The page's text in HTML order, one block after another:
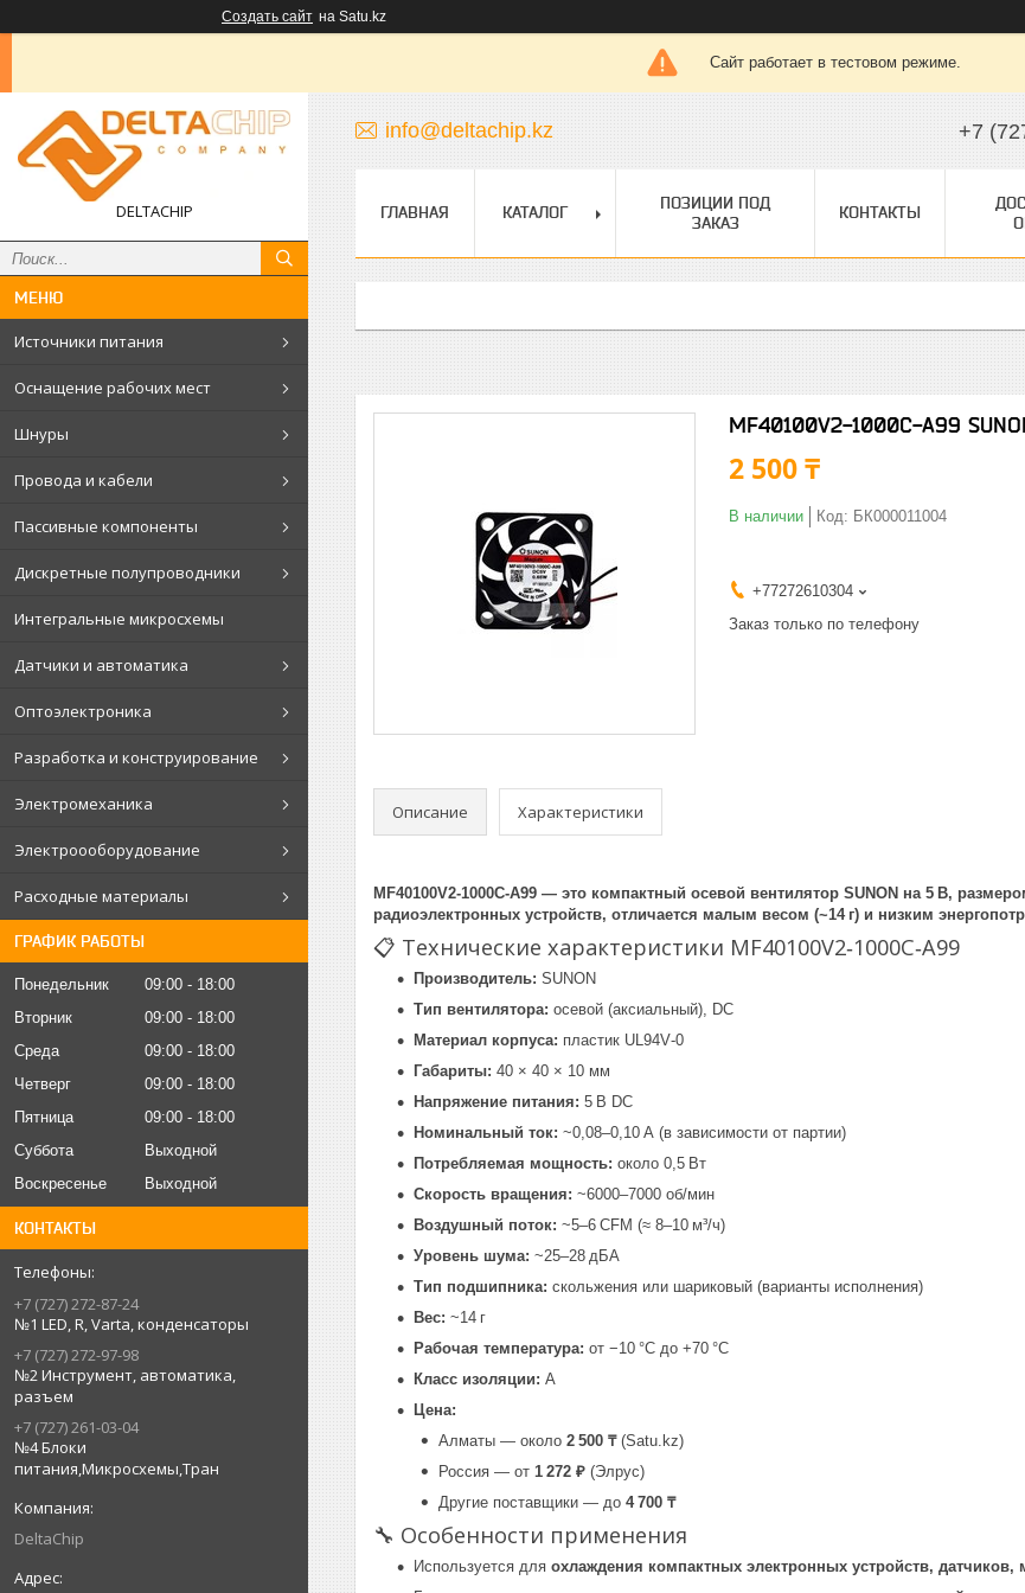
Создать сайт на Satu.kz
Сайт работает в тестовом режиме.
DELTACHIP
Источники питания
Оснащение рабочих мест
Шнуры
Провода и кабели
Пассивные компоненты
Дискретные полупроводники
Интегральные микросхемы
Датчики и автоматика
Оптоэлектроника
Разработка и конструирование
Электромеханика
Электроооборудование
Расходные материалы
ГРАФИК РАБОТЫ
Понедельник 09:00
18:00
Вторник
09:00
18:00
Среда
09:00
18:00
Четверг
09:00
18:00
Пятница
09:00
18:00
Суббота
Выходной
Воскресенье
Выходной
КОНТАКТЫ
+7 (727) 272-87-24
№1 LED, R, Varta, конденсаторы
+7 (727) 272-97-98
№2 Инструмент, автоматика,
разъем
+7 (727) 261-03-04
№4 Блоки
питания,Микросхемы,Тран
DeltaChip
info@deltachip.kz +7
ГЛАВНАЯ КАТАЛОГ
ПОЗИЦИИ ПОД
ЗАКАЗ
КОНТАКТЫ
MF40100V2-1000C-A99
2 500 ₸
В наличии Код: БК000011004
+77272610304
Заказ только по телефону
Описание Характеристики
MF40100V2‑1000C‑A99 — это компактный осевой вентилятор SUNON на 5 В,
радиоэлектронных устройств, отличается малым весом (~14 г) и низким
📋 Технические характеристики MF40100V2‑1000C‑A99
Производитель: SUNON
Тип вентилятора: осевой (аксиальный), DC
Материал корпуса: пластик UL94V‑0
Габариты: 40 × 40 × 10 мм
Напряжение питания: 5 В DC
Номинальный ток: ~0,08–0,10 А (в зависимости от партии)
Потребляемая мощность: около 0,5 Вт
Скорость вращения: ~6000–7000 об/мин
Воздушный поток: ~5–6 CFM (≈ 8–10 м³/ч)
Уровень шума: ~25–28 дБА
Тип подшипника: скольжения или шариковый (варианты исполнения)
Вес: ~14 г
Рабочая температура: от −10 °C до +70 °C
Класс изоляции: A
Цена:
Алматы — около 2 500 ₸(Satu.kz)
Россия — от 1 272 ₽ (Элрус)
Другие поставщики — до 4 700 ₸
🔧 Особенности применения
Используется для охлаждения компактных электронных устройств, датчиков,